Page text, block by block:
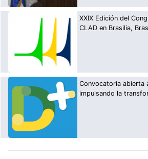
XXIX Edición del
CLAD en Brasilia,
Convocatoria abierta
impulsando la